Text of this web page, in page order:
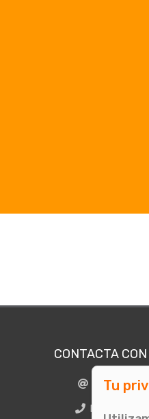
CONTACTA
BCN + 34
Tu